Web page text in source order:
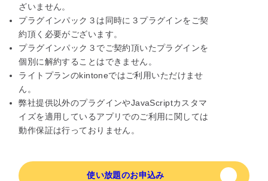
ざいません。
プラグインパック３は同時に３プラグインをご契
約頂く必要がございます。
プラグインパック３でご契約頂いたプラグインを
個別に解約することはできません。
ライトプランのkintoneではご利用いただけませ
ん。
弊社提供以外のプラグインやJavaScriptカスタマ
イズを適用しているアプリでのご利用に関しては
動作保証は行っておりません。
使い放題のお申込み